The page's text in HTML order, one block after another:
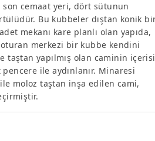
son cemaat yeri, dört sütunun
Bu kubbeler dıştan konik
mekanı kare planlı olan yapıda,
merkezi bir kubbe kendini
taştan yapılmış olan caminin içerisi
ile aydınlanır. Minaresi
ile moloz taştan inşa edilen cami,